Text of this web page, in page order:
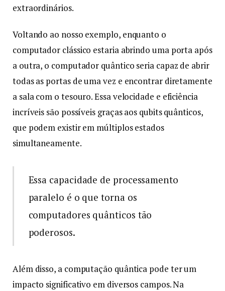
extraordinários.
Voltando ao nosso exemplo, enquanto o
computador clássico estaria abrindo uma porta após
a outra, o computador quântico seria capaz de abrir
todas as portas de uma vez e encontrar diretamente
a sala com o tesouro. Essa velocidade e eficiência
incríveis são possíveis graças aos qubits quânticos,
que podem existir em múltiplos estados
simultaneamente.
Essa capacidade de processamento
paralelo é o que torna os
computadores quânticos tão
poderosos.
Além disso, a computação quântica pode ter um
impacto significativo em diversos campos. Na